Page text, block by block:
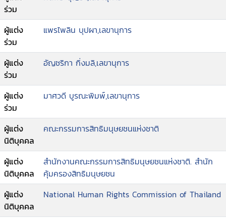
ร่วม
ผู้แต่ง
ร่วม
แพรไพลิน บุปผา,เลขานุการ
ผู้แต่ง
ร่วม
อัญชริกา กิ่งมลิ,เลขานุการ
ผู้แต่ง
ร่วม
มาศวดี บูรณะพิมพ์,เลขานุการ
ผู้แต่ง
นิติบุคคล
คณะกรรมการสิทธิมนุษยชนแห่งชาติ
ผู้แต่ง
นิติบุคคล
สำนักงานคณะกรรมการสิทธิมนุษยชนแห่งชาติ. สำนัก
คุ้มครองสิทธิมนุษยชน
ผู้แต่ง
นิติบุคคล
National Human Rights Commission of Thailand